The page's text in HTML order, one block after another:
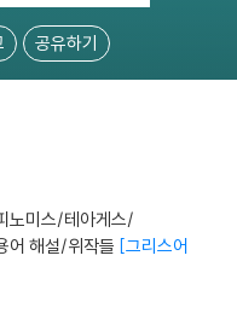
공유하기
노미스/테아게스/
어 해설/위작들 그리스어